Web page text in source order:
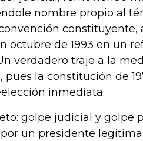
nombre propio al
constituyente,
octubre de 1993 en un
verdadero traje a la
pues la constitución de
inmediata.
golpe judicial y golpe
un presidente